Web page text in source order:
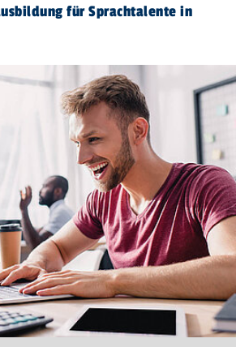
für Sprachtalente in